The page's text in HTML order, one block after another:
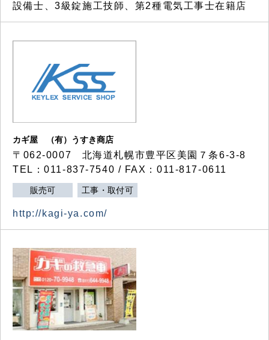
設備士、3級錠施工技師、第2種電気工事士在籍店
カギ屋 （有）うすき商店
〒062-0007 北海道札幌市豊平区美園７条6-3-8
TEL：011-837-7540 / FAX：011-817-0611
販売可 工事・取付可
http://kagi-ya.com/